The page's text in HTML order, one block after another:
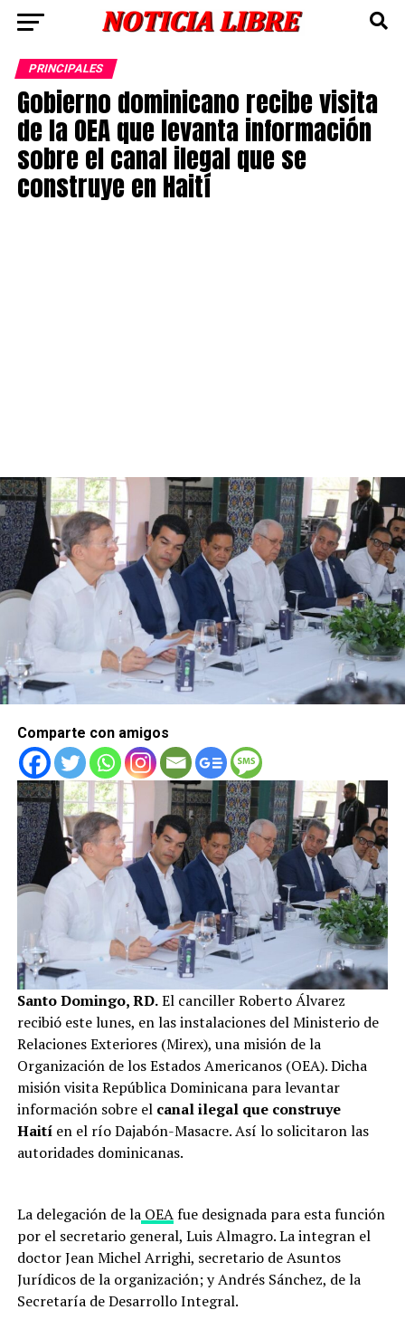
PRINCIPALES
Gobierno dominicano recibe visita
de la OEA que levanta información
sobre el canal ilegal que se
construye en Haití
Comparte con amigos
Santo Domingo, RD.El canciller Roberto Álvarez
recibió este lunes, en las instalaciones del Ministerio de
Relaciones Exteriores (Mirex), una misión de la
Organización de los Estados Americanos (OEA). Dicha
misión visita República Dominicana para levantar
información sobre el canal ilegal que construye
Haitíen el río Dajabón-Masacre. Así lo solicitaron las
autoridades dominicanas.
La delegación de laOEAfue designada para esta función
por el secretario general, Luis Almagro. La integran el
doctor Jean Michel Arrighi, secretario de Asuntos
Jurídicos de la organización; y Andrés Sánchez, de la
Secretaría de Desarrollo Integral.